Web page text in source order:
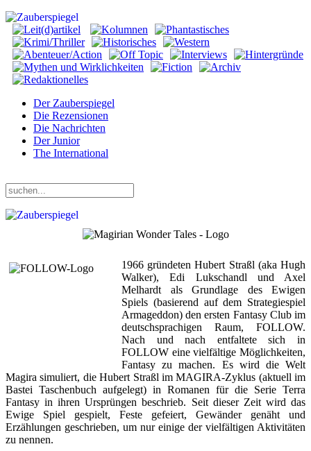
Der Zauberspiegel
Die Rezensionen
Die Nachrichten
Der Junior
The International
1966 gründeten Hubert Straßl (aka Hugh
Walker), Edi Lukschandl und Axel
Melhardt als Grundlage des Ewigen
Spiels (basierend auf dem Strategiespiel
Armageddon) den ersten Fantasy Club im
deutschsprachigen Raum, FOLLOW.
Nach und nach entfaltete sich in
FOLLOW eine vielfältige Möglichkeiten,
Fantasy zu machen. Es wird die Welt
Magira simuliert, die Hubert Straßl im MAGIRA-Zyklus (aktuell im
Bastei Taschenbuch aufgelegt) in Romanen für die Serie Terra
Fantasy in ihren Ursprüngen beschrieb. Seit dieser Zeit wird das
Ewige Spiel gespielt, Feste gefeiert, Gewänder genäht und
Erzählungen geschrieben, um nur einige der vielfältigen Aktivitäten
zu nennen.